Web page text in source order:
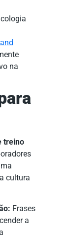
na
treino
cultura
Frases
a